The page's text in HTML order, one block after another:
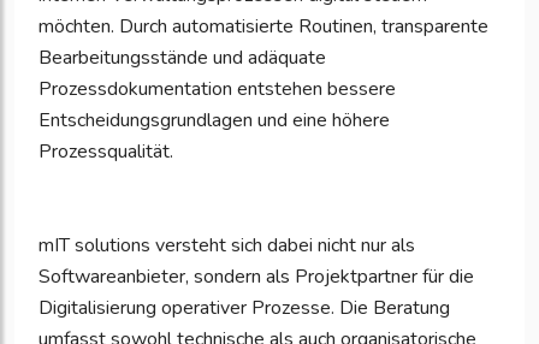
möchten. Durch automatisierte Routinen, transparente
Bearbeitungsstände und adäquate
Prozessdokumentation entstehen bessere
Entscheidungsgrundlagen und eine höhere
Prozessqualität.
mIT solutions versteht sich dabei nicht nur als
Softwareanbieter, sondern als Projektpartner für die
Digitalisierung operativer Prozesse. Die Beratung